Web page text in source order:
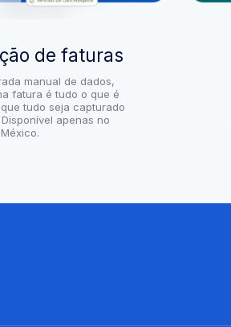
de faturas
manual de dados,
fatura é tudo o que é
tudo seja capturado
apenas no
México.